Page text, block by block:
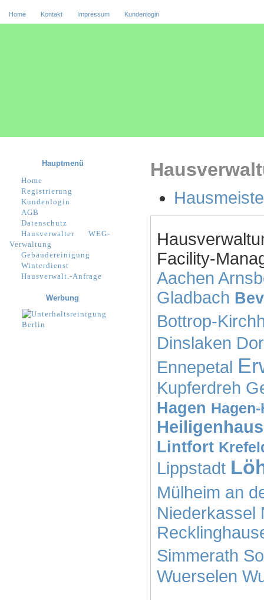
Home Kontakt Impressum Kundenlogin
Facility-
Aachen
Gladbach
Bottrop-
Dinslaken
Ennepetal
Kupferdreh
Hagen
Heiligenhaus
Lintfort
Lippstadt
Mülheim an
Niederkassel
Simmerath
Wuerselen
Hauptmenü
Home
Registrierung
Kundenlogin
AGB
Datenschutz
Hausverwalter
WEG-
Verwaltung
Gebäudereinigung
Winterdienst
Hausverwalt.-Anfrage
Werbung